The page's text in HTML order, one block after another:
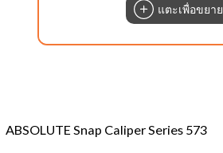
แตะเพื่อขยาย
ABSOLUTE Snap Caliper Series 573